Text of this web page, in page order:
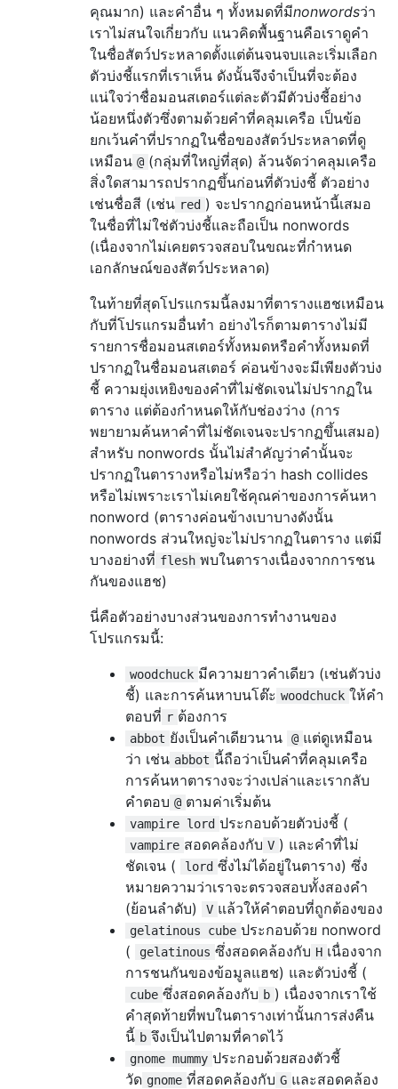
คุณมาก) และคำอื่น ๆ ทั้งหมดที่มีnonwordsว่า
เราไม่สนใจเกี่ยวกับ แนวคิดพื้นฐานคือเราดูคำ
ในชื่อสัตว์ประหลาดตั้งแต่ต้นจนจบและเริ่มเลือก
ตัวบ่งชี้แรกที่เราเห็น ดังนั้นจึงจำเป็นที่จะต้อง
แน่ใจว่าชื่อมอนสเตอร์แต่ละตัวมีตัวบ่งชี้อย่าง
น้อยหนึ่งตัวซึ่งตามด้วยคำที่คลุมเครือ เป็นข้อ
ยกเว้นคำที่ปรากฏในชื่อของสัตว์ประหลาดที่ดู
เหมือน @ (กลุ่มที่ใหญ่ที่สุด) ล้วนจัดว่าคลุมเครือ
สิ่งใดสามารถปรากฏขึ้นก่อนที่ตัวบ่งชี้ ตัวอย่าง
เช่นชื่อสี (เช่น red ) จะปรากฏก่อนหน้านี้เสมอ
ในชื่อที่ไม่ใช่ตัวบ่งชี้และถือเป็น nonwords
(เนื่องจากไม่เคยตรวจสอบในขณะที่กำหนด
เอกลักษณ์ของสัตว์ประหลาด)
ในท้ายที่สุดโปรแกรมนี้ลงมาที่ตารางแฮชเหมือน
กับที่โปรแกรมอื่นทำ อย่างไรก็ตามตารางไม่มี
รายการชื่อมอนสเตอร์ทั้งหมดหรือคำทั้งหมดที่
ปรากฏในชื่อมอนสเตอร์ ค่อนข้างจะมีเพียงตัวบ่ง
ชี้ ความยุ่งเหยิงของคำที่ไม่ชัดเจนไม่ปรากฏใน
ตาราง แต่ต้องกำหนดให้กับช่องว่าง (การ
พยายามค้นหาคำที่ไม่ชัดเจนจะปรากฏขึ้นเสมอ)
สำหรับ nonwords นั้นไม่สำคัญว่าคำนั้นจะ
ปรากฏในตารางหรือไม่หรือว่า hash collides
หรือไม่เพราะเราไม่เคยใช้คุณค่าของการค้นหา
nonword (ตารางค่อนข้างเบาบางดังนั้น
nonwords ส่วนใหญ่จะไม่ปรากฏในตาราง แต่มี
บางอย่างที่ flesh พบในตารางเนื่องจากการชน
กันของแฮช)
นี่คือตัวอย่างบางส่วนของการทำงานของ
โปรแกรมนี้:
woodchuck มีความยาวคำเดียว (เช่นตัวบ่ง
ชี้) และการค้นหาบนโต๊ะ woodchuck ให้คำ
ตอบที่ r ต้องการ
abbot ยังเป็นคำเดียวนาน @ แต่ดูเหมือน
ว่า เช่น abbot นี้ถือว่าเป็นคำที่คลุมเครือ
การค้นหาตารางจะว่างเปล่าและเรากลับ
คำตอบ @ ตามค่าเริ่มต้น
vampire lord ประกอบด้วยตัวบ่งชี้ (
vampire สอดคล้องกับ V ) และคำที่ไม่
ชัดเจน (
lord ซึ่งไม่ได้อยู่ในตาราง) ซึ่ง
หมายความว่าเราจะตรวจสอบทั้งสองคำ
(ย้อนลำดับ)
V แล้วให้คำตอบที่ถูกต้องของ
gelatinous cube ประกอบด้วย nonword
(
gelatinous ซึ่งสอดคล้องกับ H เนื่องจาก
การชนกันของข้อมูลแฮช) และตัวบ่งชี้ (
cube ซึ่งสอดคล้องกับ b ) เนื่องจากเราใช้
คำสุดท้ายที่พบในตารางเท่านั้นการส่งคืน
นี้ b จึงเป็นไปตามที่คาดไว้
gnome mummy ประกอบด้วยสองตัวชี้
วัด gnome ที่สอดคล้องกับ G และสอดคล้อง